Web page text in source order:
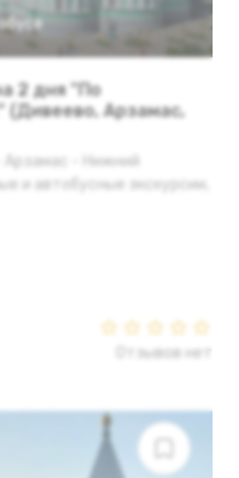
2 дня "По
Арзамас,
- Нижний
и автобусные экскурсии,
Отзывов нет